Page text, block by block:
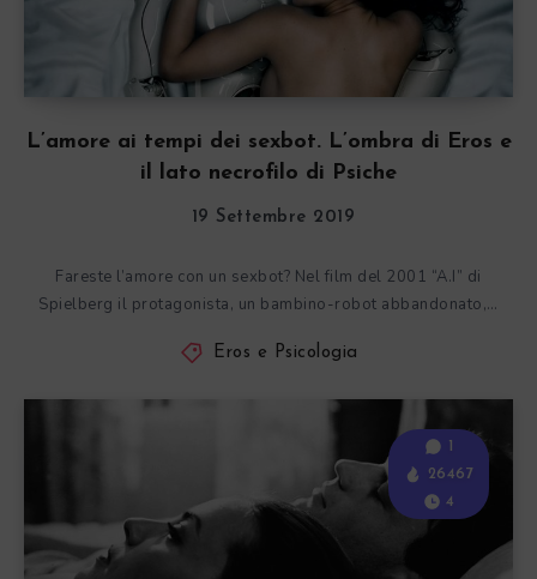
L’amore ai tempi dei sexbot. L’ombra di Eros e
il lato necrofilo di Psiche
19 Settembre 2019
Fareste l’amore con un sexbot? Nel film del 2001 “A.I” di
Spielberg il protagonista, un bambino-robot abbandonato,…
Eros e Psicologia
1
26467
4